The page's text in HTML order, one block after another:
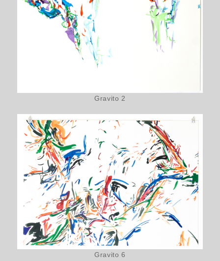
Gravito 2
Gravito 6